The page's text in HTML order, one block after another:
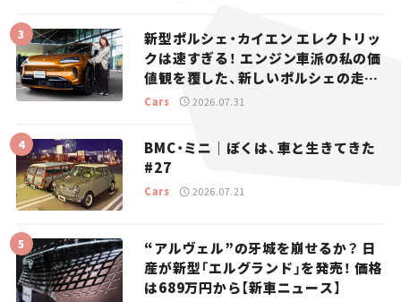
新型ポルシェ・カイエン エレクトリッ
クは速すぎる！ エンジン車派の私の価
値観を覆した、新しいポルシェの走
り。
Cars 2026.07.31
BMC・ミニ｜ぼくは、車と生きてきた
#27
Cars 2026.07.21
“アルヴェル”の牙城を崩せるか？ 日
産が新型「エルグランド」を発売！ 価格
は689万円から【新車ニュース】